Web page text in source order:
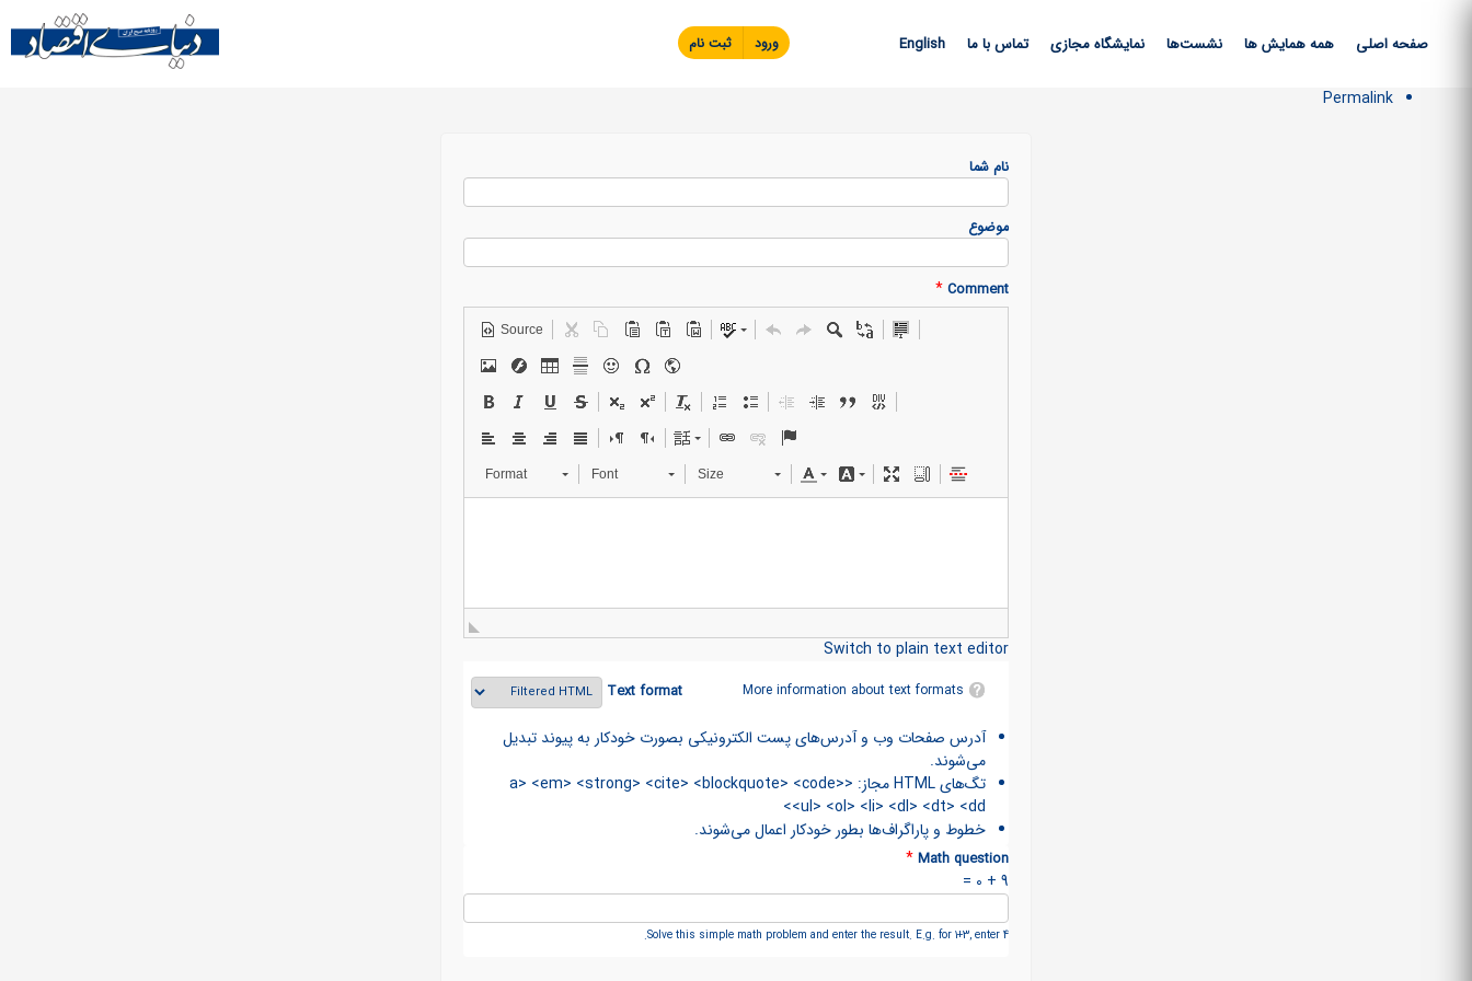
صفحه اصلی همه همایش ها نشست‌ها نمایشگاه مجازی تماس با ما English ورود ثبت نام
Permalink
نام شما
موضوع
Comment
*
Source
Format Font Size
Switch to plain text editor
More information about text formats
Text format
آدرس صفحات وب و آدرس‌های پست الکترونیکی بصورت خودکار به پیوند تبدیل
می‌شوند.
تگ‌های HTML مجاز: <a> <em> <strong> <cite> <blockquote> <code>
<ul> <ol> <li> <dl> <dt> <dd>
خطوط و پاراگراف‌ها بطور خودکار اعمال می‌شوند.
Math question
*
9 + 0 =
Solve this simple math problem and enter the result. E.g. for 1+3, enter 4.